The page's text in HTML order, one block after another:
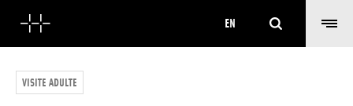
EN
VISITE ADULTE